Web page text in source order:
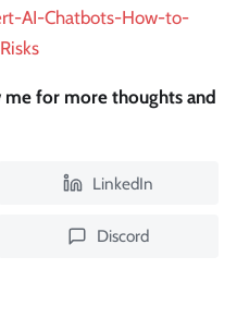
AI-Chatbots-How-to-
me for more thoughts and
LinkedIn
Discord